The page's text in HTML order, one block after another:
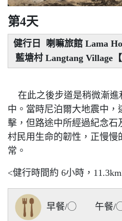
第4天
健行日 喇嘛旅館 Lama
藍塘村 Langtang Village【
在此之後步道是稍微漸進
中。當時尼泊爾大地震中
擊，但路途中所經過紀念石
村民用生命的韌性，正慢慢
常。
<健行時間約 6小時，
早餐/◯ 午餐